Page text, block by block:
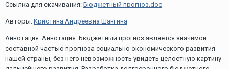
Ссылка для скачивания: Бюджетный прогноз.doc
Авторы: Кристина Андреевна Шангина
Аннотация: Аннотация. Бюджетный прогноз является значимой
составной частью прогноза социально-экономического развития
нашей страны, без него невозможность увидеть целостную картину